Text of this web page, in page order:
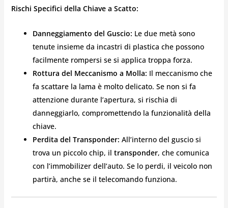
Rischi Specifici della Chiave a Scatto:
Danneggiamento del Guscio: Le due metà sono
tenute insieme da incastri di plastica che possono
facilmente rompersi se si applica troppa forza.
Rottura del Meccanismo a Molla: Il meccanismo che
fa scattare la lama è molto delicato. Se non si fa
attenzione durante l’apertura, si rischia di
danneggiarlo, compromettendo la funzionalità della
chiave.
Perdita del Transponder: All’interno del guscio si
trova un piccolo chip, il transponder, che comunica
con l’immobilizer dell’auto. Se lo perdi, il veicolo non
partirà, anche se il telecomando funziona.